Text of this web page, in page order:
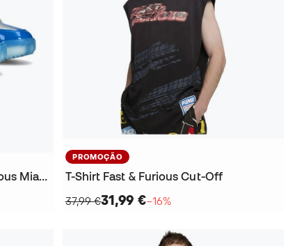
Sneakers LaFrancé Fast & Furious Miami
PROMOÇÃO
T-Shirt Fast & Furious Cut-Off
37,99 €31,99 €−16%